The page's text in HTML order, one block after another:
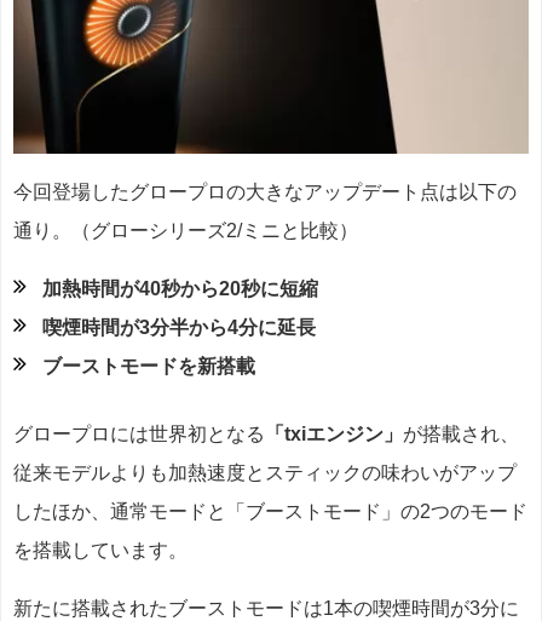
今回登場したグロープロの大きなアップデート点は以下の
通り。（グローシリーズ2/ミニと比較）
加熱時間が40秒から20秒に短縮
喫煙時間が3分半から4分に延長
ブーストモードを新搭載
グロープロには世界初となる 「txiエンジン」 が搭載され、
従来モデルよりも加熱速度とスティックの味わいがアップ
したほか、通常モードと「ブーストモード」の2つのモード
を搭載しています。
新たに搭載されたブーストモードは1本の喫煙時間が3分に